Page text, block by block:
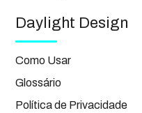
Daylight Design
Como Usar
Glossário
Política de Privacidade